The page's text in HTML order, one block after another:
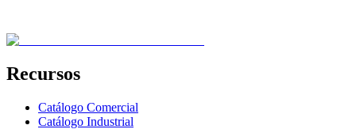
Recursos
Catálogo Comercial
Catálogo Industrial